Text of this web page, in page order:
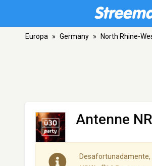
Europa » Germany » North Rhine-
Antenne
Desafortunadamente,